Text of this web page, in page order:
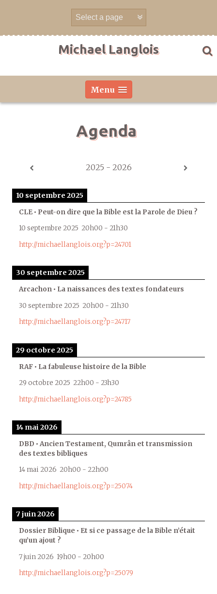
Michael Langlois
Menu
Agenda
2025 - 2026
10 septembre 2025
CLE • Peut-on dire que la Bible est la Parole de Dieu ?
10 septembre 2025 20h00 - 21h30
http://michaellanglois.org?p=24701
30 septembre 2025
Arcachon • La naissances des textes fondateurs
30 septembre 2025 20h00 - 21h30
http://michaellanglois.org?p=24717
29 octobre 2025
RAF • La fabuleuse histoire de la Bible
29 octobre 2025 22h00 - 23h30
http://michaellanglois.org?p=24785
14 mai 2026
DBD • Ancien Testament, Qumrân et transmission
des textes bibliques
14 mai 2026 20h00 - 22h00
http://michaellanglois.org?p=25074
7 juin 2026
Dossier Biblique • Et si ce passage de la Bible n’était
qu’un ajout ?
7 juin 2026 19h00 - 20h00
http://michaellanglois.org?p=25079